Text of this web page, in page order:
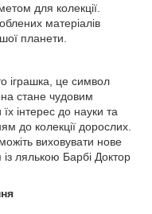
для колекції.
матеріалів
планети.
іграшка, це символ
стане чудовим
інтерес до науки та
до колекції дорослих.
виховувати нове
лялькою Барбі Доктор